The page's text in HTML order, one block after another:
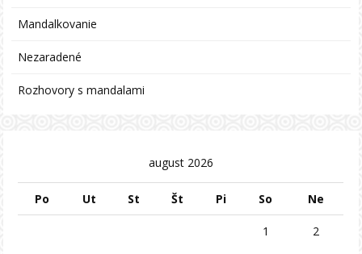
Mandalkovanie
Nezaradené
Rozhovory s mandalami
august 2026
Po Ut St Št Pi So Ne
1 2